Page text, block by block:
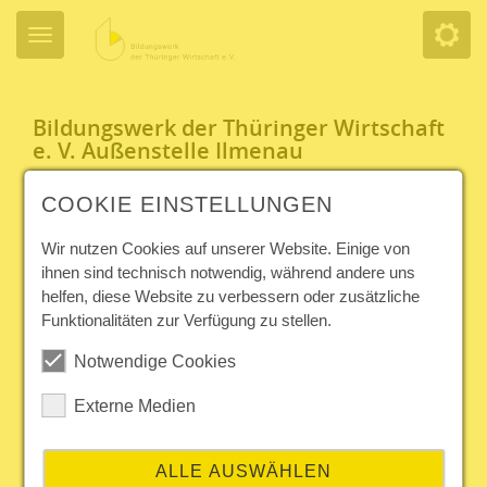
Bildungswerk der Thüringer Wirtschaft
e. V. Außenstelle Ilmenau
Wallgraben 3
Ansprechpartnerin:
Frau J. Klein
Tel.: 03677 2081950
Fax: 03677 2081952
klein@
In der Außenstelle Ilmenau finden Sie ein
COOKIE EINSTELLUNGEN
Wir nutzen Cookies auf unserer Website. Einige von
ihnen sind technisch notwendig, während andere uns
helfen, diese Website zu verbessern oder zusätzliche
Funktionalitäten zur Verfügung zu stellen.
Notwendige Cookies
Externe Medien
ALLE AUSWÄHLEN